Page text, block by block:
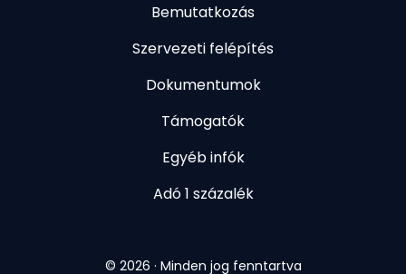
Bemutatkozás
Szervezeti felépítés
Dokumentumok
Támogatók
Egyéb infók
Adó 1 százalék
© 2026 · Minden jog fenntartva